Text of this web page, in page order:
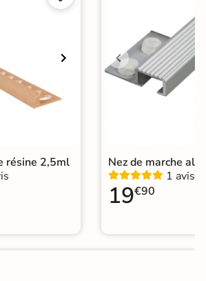
résine 2,5ml
Nez de marche
1 avis
19€90